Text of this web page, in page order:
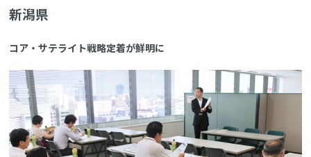
新潟県
コア・サテライト戦略定着が鮮明に